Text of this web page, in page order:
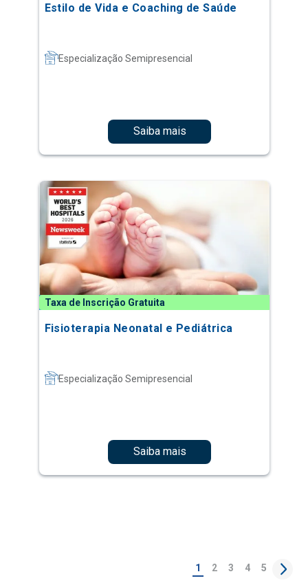
Estilo de Vida e Coaching de Saúde
Especialização Semipresencial
Saiba mais
Taxa de Inscrição Gratuita
Fisioterapia Neonatal e Pediátrica
Especialização Semipresencial
Saiba mais
1 2 3 4 5